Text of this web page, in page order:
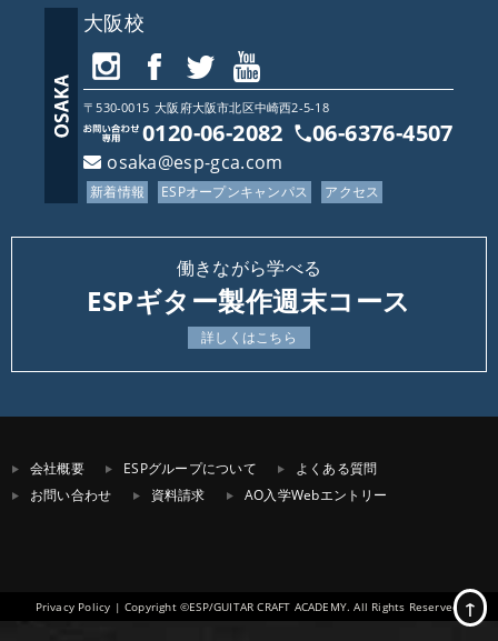
大阪校
〒530-0015 大阪府大阪市北区中崎西2-5-18
0120-06-2082 06-6376-4507
osaka@esp-gca.com
新着情報 ESPオープンキャンパス アクセス
働きながら学べる
ESPギター製作週末コース
詳しくはこちら
会社概要 ESPグループについて
よくある質問
お問い合わせ
資料請求 AO入学Webエントリー
Privacy Policy | Copyright ©ESP/GUITAR CRAFT ACADEMY. All Rights Reserved. ↑